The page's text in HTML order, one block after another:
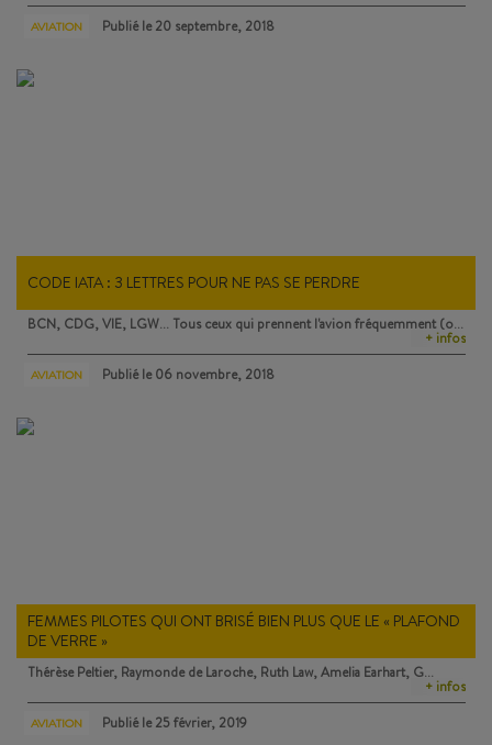
AVIATION Publié le20 septembre, 2018
CODE IATA : 3 LETTRES POUR NE PAS SE PERDRE
BCN, CDG, VIE, LGW… Tous ceux qui prennent l'avion fréquemment (o…
+ infos
AVIATION Publié le06 novembre, 2018
FEMMES PILOTES QUI ONT BRISÉ BIEN PLUS QUE LE « PLAFOND
DE VERRE »
Thérèse Peltier, Raymonde de Laroche, Ruth Law, Amelia Earhart, G…
+ infos
AVIATION Publié le25 février, 2019